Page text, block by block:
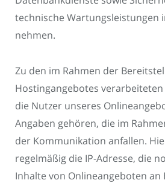
technische Wartungsleistungen
nehmen.
Zu den im Rahmen der
Hostingangebotes
die Nutzer unseres
Angaben gehören, die im
der Kommunikation anfallen.
regelmäßig die IP-Adresse, die
Inhalte von Onlineangeboten an